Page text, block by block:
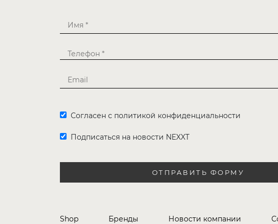
Согласен с политикой конфиденциальности
Подписаться на новости NEXXT
ОТПРАВИТЬ ФОРМУ
Shop Бренды Новости компании